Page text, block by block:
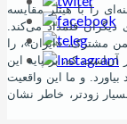
را با هیتلر مقایسه
دیگران قلمداد میکند.
مشترک، «ایران»، را
آناست که، بر پایه این
بیاورد. و ما این واقعیت
زودتر، خاطر نشان